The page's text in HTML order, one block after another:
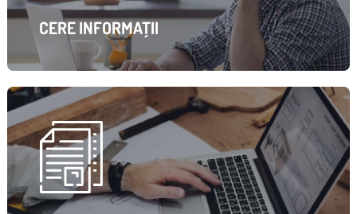
CERE INFORMAȚII